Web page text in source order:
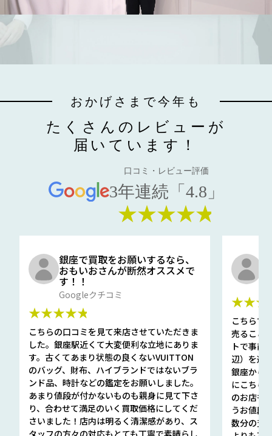
おかげさまで今年も
たくさんのレビューが
届いています！
口コミ・レビュー評価
3年連続「4.8」
★★★★★
銀座で買取をお願いするなら、
おもいおさんが断然オススメで
す！！
Googleクチコミ
★★★★★
こちらの口コミを見て来店させていただきま
した。銀座駅近くて大変便利な立地にありま
す。古くてあまり状態の良くないVUITTON
のバッグ、財布、ハイブランドではないブラ
ンド品、時計などの鑑定をお願いしました。
あまり値段が付かないものも親身に見て下さ
り、合わせて満足のいく買取価格にしてくだ
さいました！店内は明るく清潔感があり、ス
タッフの方々の対応もとても丁寧で素晴らし
こちらで
売ること
トで事前
辺）を選
銀座から
にこちら
のお店も
うお値段
数分の査